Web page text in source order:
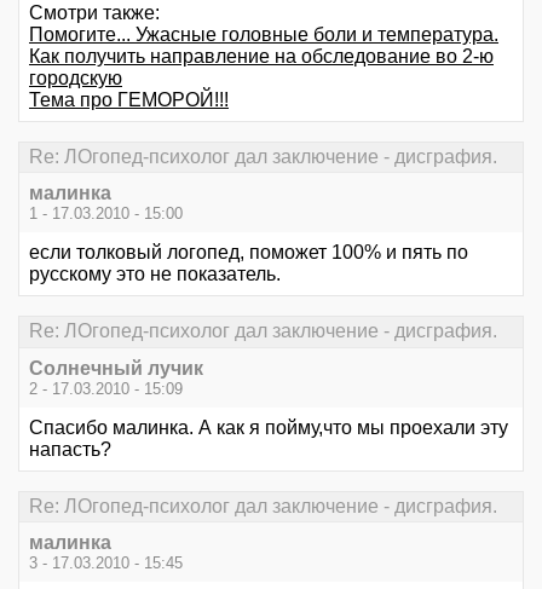
Смотри также:
Помогите... Ужасные головные боли и температура.
Как получить направление на обследование во 2-ю
городскую
Тема про ГЕМОРОЙ!!!
Re: ЛОгопед-психолог дал заключение - дисграфия.
малинка
1 - 17.03.2010 - 15:00
если толковый логопед, поможет 100% и пять по
русскому это не показатель.
Re: ЛОгопед-психолог дал заключение - дисграфия.
Солнечный лучик
2 - 17.03.2010 - 15:09
Спасибо малинка. А как я пойму,что мы проехали эту
напасть?
Re: ЛОгопед-психолог дал заключение - дисграфия.
малинка
3 - 17.03.2010 - 15:45